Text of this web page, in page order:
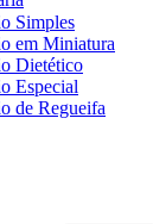
Simples
em Miniatura
Dietético
Especial
de Regueifa